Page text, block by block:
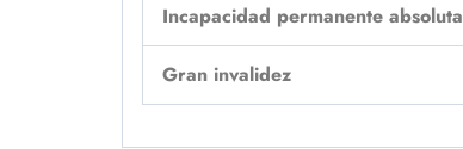
Incapacidad permanente absoluta
Gran invalidez